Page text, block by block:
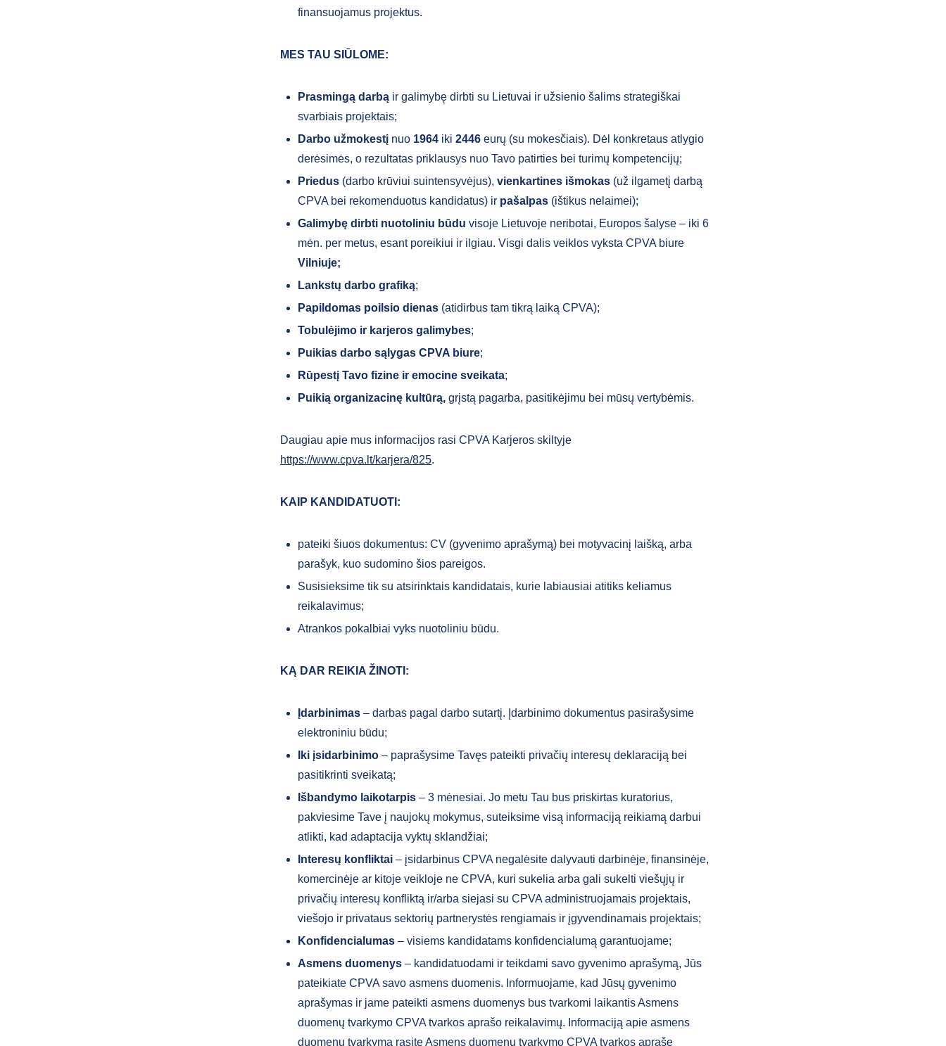
finansuojamus projektus.
MES TAU SIŪLOME:
Prasmingą darbą ir galimybę dirbti su Lietuvai ir užsienio šalims strategiškai
svarbiais projektais;
Darbo užmokestį nuo 1964 iki 2446 eurų (su mokesčiais). Dėl konkretaus atlygio
derėsimės, o rezultatas priklausys nuo Tavo patirties bei turimų kompetencijų;
Priedus (darbo krūviui suintensyvėjus), vienkartines išmokas (už ilgametį darbą
CPVA bei rekomenduotus kandidatus) ir pašalpas (ištikus nelaimei);
Galimybę dirbti nuotoliniu būdu visoje Lietuvoje neribotai, Europos šalyse – iki 6
mėn. per metus, esant poreikiui ir ilgiau. Visgi dalis veiklos vyksta CPVA biure
Vilniuje;
Lankstų darbo grafiką;
Papildomas poilsio dienas (atidirbus tam tikrą laiką CPVA);
Tobulėjimo ir karjeros galimybes;
Puikias darbo sąlygas CPVA biure;
Rūpestį Tavo fizine ir emocine sveikata;
Puikią organizacinę kultūrą, grįstą pagarba, pasitikėjimu bei mūsų vertybėmis.
Daugiau apie mus informacijos rasi CPVA Karjeros skiltyje
https://www.cpva.lt/karjera/825.
KAIP KANDIDATUOTI:
pateiki šiuos dokumentus: CV (gyvenimo aprašymą) bei motyvacinį laišką, arba
parašyk, kuo sudomino šios pareigos.
Susisieksime tik su atsirinktais kandidatais, kurie labiausiai atitiks keliamus
reikalavimus;
Atrankos pokalbiai vyks nuotoliniu būdu.
KĄ DAR REIKIA ŽINOTI:
Įdarbinimas – darbas pagal darbo sutartį. Įdarbinimo dokumentus pasirašysime
elektroniniu būdu;
Iki įsidarbinimo – paprašysime Tavęs pateikti privačių interesų deklaraciją bei
pasitikrinti sveikatą;
Išbandymo laikotarpis – 3 mėnesiai. Jo metu Tau bus priskirtas kuratorius,
pakviesime Tave į naujokų mokymus, suteiksime visą informaciją reikiamą darbui
atlikti, kad adaptacija vyktų sklandžiai;
Interesų konfliktai – įsidarbinus CPVA negalėsite dalyvauti darbinėje, finansinėje,
komercinėje ar kitoje veikloje ne CPVA, kuri sukelia arba gali sukelti viešųjų ir
privačių interesų konfliktą ir/arba siejasi su CPVA administruojamais projektais,
viešojo ir privataus sektorių partnerystės rengiamais ir įgyvendinamais projektais;
Konfidencialumas – visiems kandidatams konfidencialumą garantuojame;
Asmens duomenys – kandidatuodami ir teikdami savo gyvenimo aprašymą, Jūs
pateikiate CPVA savo asmens duomenis. Informuojame, kad Jūsų gyvenimo
aprašymas ir jame pateikti asmens duomenys bus tvarkomi laikantis Asmens
duomenų tvarkymo CPVA tvarkos aprašo reikalavimų. Informaciją apie asmens
duomenų tvarkymą rasite Asmens duomenų tvarkymo CPVA tvarkos apraše